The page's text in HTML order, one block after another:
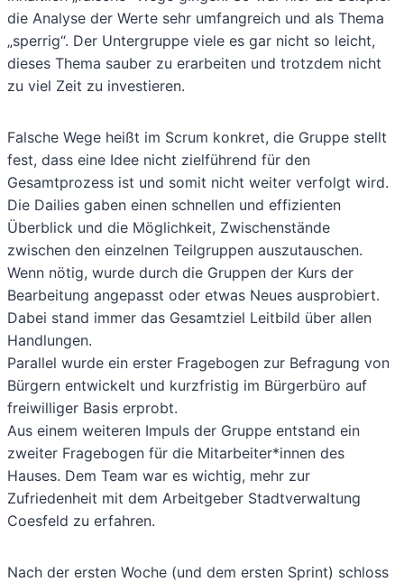
die Analyse der Werte sehr umfangreich und als Thema
„sperrig“. Der Untergruppe viele es gar nicht so leicht,
dieses Thema sauber zu erarbeiten und trotzdem nicht
zu viel Zeit zu investieren.
Falsche Wege heißt im Scrum konkret, die Gruppe stellt
fest, dass eine Idee nicht zielführend für den
Gesamtprozess ist und somit nicht weiter verfolgt wird.
Die Dailies gaben einen schnellen und effizienten
Überblick und die Möglichkeit, Zwischenstände
zwischen den einzelnen Teilgruppen auszutauschen.
Wenn nötig, wurde durch die Gruppen der Kurs der
Bearbeitung angepasst oder etwas Neues ausprobiert.
Dabei stand immer das Gesamtziel Leitbild über allen
Handlungen.
Parallel wurde ein erster Fragebogen zur Befragung von
Bürgern entwickelt und kurzfristig im Bürgerbüro auf
freiwilliger Basis erprobt.
Aus einem weiteren Impuls der Gruppe entstand ein
zweiter Fragebogen für die Mitarbeiter*innen des
Hauses. Dem Team war es wichtig, mehr zur
Zufriedenheit mit dem Arbeitgeber Stadtverwaltung
Coesfeld zu erfahren.
Nach der ersten Woche (und dem ersten Sprint) schloss